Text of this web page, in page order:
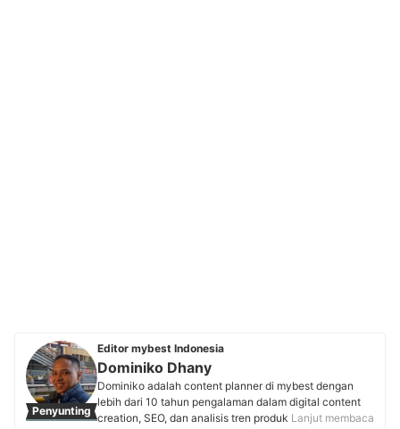
Penyunting
Editor mybest Indonesia
Dominiko Dhany
Dominiko adalah content planner di mybest dengan
lebih dari 10 tahun pengalaman dalam digital content
creation, SEO, dan analisis tren produk. Memulai karier
Lanjut membaca